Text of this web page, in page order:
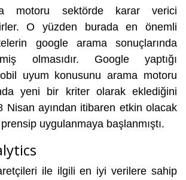
motoru sektörde karar verici
O yüzden burada en önemli
google arama sonuçlarında
olmasıdır. Google yaptığı
uyum konusunu arama motoru
yeni bir kriter olarak eklediğini
Nisan ayından itibaren etkin olacak
uygulanmaya başlanmıştı.
ile ilgili en iyi verilere sahip